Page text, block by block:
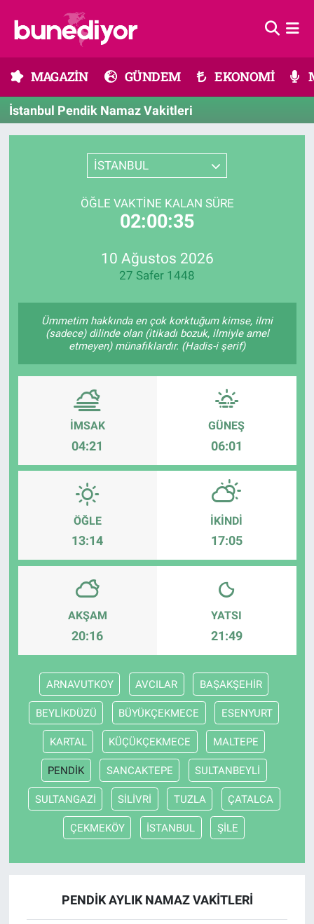
MAGAZİN GÜNDEM EKONOMİ
İstanbul Pendik Namaz Vakitleri
İSTANBUL
ÖĞLE VAKTINE KALAN SÜRE
02:00:35
10 Ağustos 2026
27 Safer 1448
Ümmetim hakkında en çok korktuğum kimse, ilmi
(sadece) dilinde olan (itikadı bozuk, ilmiyle amel
etmeyen) münafıklardır. (Hadis-i şerif)
İMSAK
04:21
GÜNEŞ
06:01
ÖĞLE
13:14
İKINDI
17:05
AKŞAM
20:16
YATSI
21:49
ARNAVUTKOY AVCILAR BAŞAKŞEHİR
BEYLİKDÜZÜ BÜYÜKÇEKMECE ESENYURT
KARTAL KÜÇÜKÇEKMECE MALTEPE
PENDİK SANCAKTEPE SULTANBEYLİ
SULTANGAZİ SİLİVRİ TUZLA ÇATALCA
ÇEKMEKÖY İSTANBUL ŞİLE
PENDİK AYLIK NAMAZ VAKITLERI
Dünya
Müzik
Sağlık
Spor
Teknoloji
Tv Medya
EKONOMİ
TV MEDYA
KÜLTÜR SANAT
Süper Lig Puan Durumu ve Fikstür
Tüm Manşetler
Son Dakika Haberleri